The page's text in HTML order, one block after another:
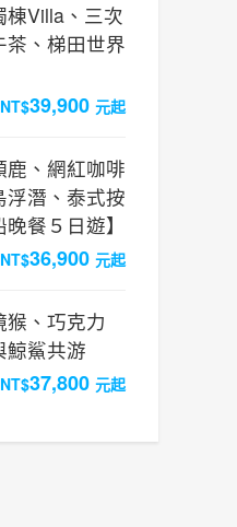
棟Villa、三次
、梯田世界
NT$39,900 元起
鹿、網紅咖啡
浮潛、泰式按
餐５⽇遊】
NT$36,900 元起
猴、巧克力
鯨鯊共游
NT$37,800 元起